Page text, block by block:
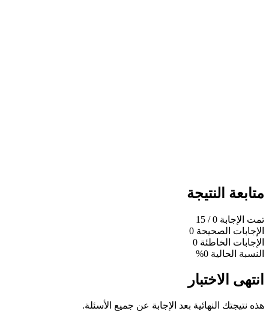
متابعة النتيجة
تمت الإجابة 0
/ 15
الإجابات الصحيحة 0
الإجابات الخاطئة 0
النسبة الحالية 0%
انتهى الاختبار
هذه نتيجتك النهائية بعد الإجابة عن جميع الأسئلة.